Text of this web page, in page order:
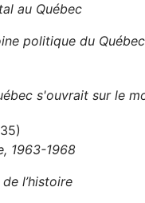
au Québec
politique du Québec
s'ouvrait sur le
1963-1968
l’histoire